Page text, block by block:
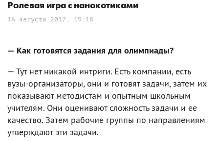
Ролевая игра с нанокотиками
16 августа 2017, 19:18
— Как готовятся задания для олимпиады?
— Тут нет никакой интриги. Есть компании, есть
вузы-организаторы, они и готовят задачи, затем их
показывают методистам и опытным школьным
учителям. Они оценивают сложность задачи и ее
качество. Затем рабочие группы по направлениям
утверждают эти задачи.